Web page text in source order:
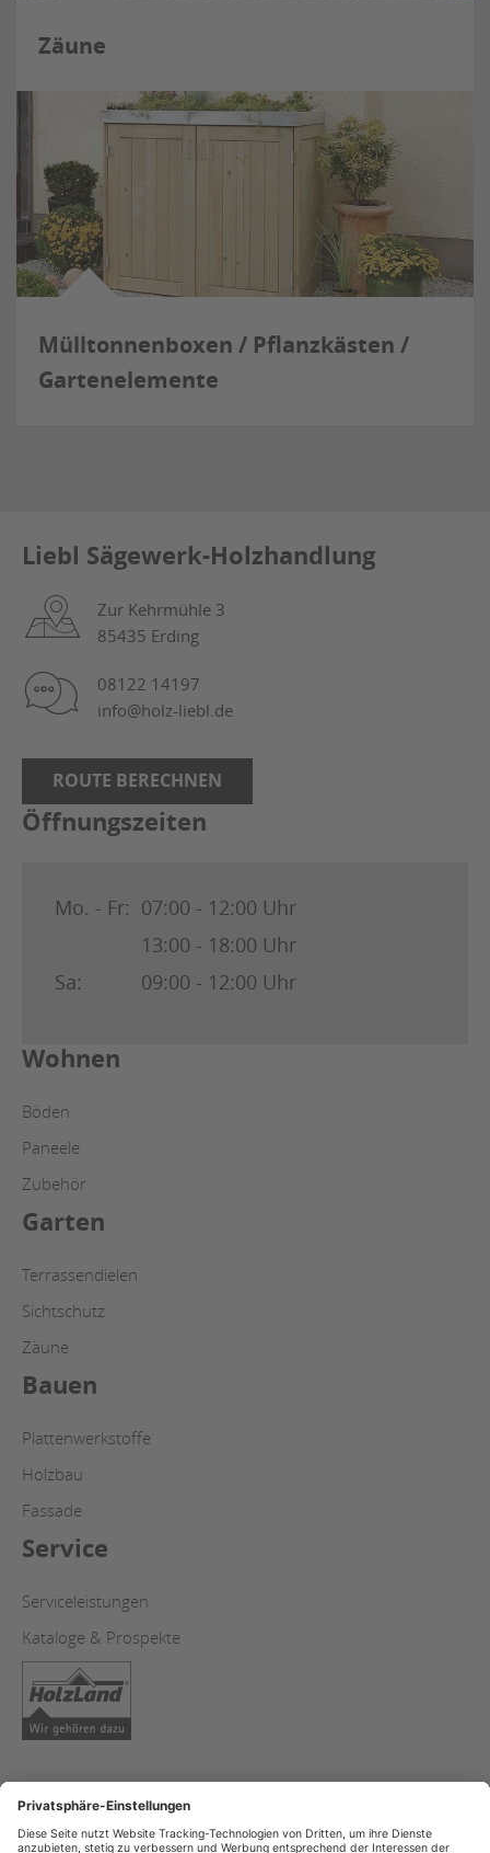
Zäune
Mülltonnenboxen / Pflanzkästen /
Gartenelemente
Liebl Sägewerk-Holzhandlung
Zur Kehrmühle 3
85435 Erding
08122 14197
info@holz-liebl.de
ROUTE BERECHNEN
Öffnungszeiten
Mo. - Fr: 07:00 - 12:00 Uhr
13:00 - 18:00 Uhr
Sa:
09:00 - 12:00 Uhr
Wohnen
Böden
Paneele
Zubehör
Garten
Terrassendielen
Sichtschutz
Zäune
Bauen
Plattenwerkstoffe
Holzbau
Fassade
Service
Serviceleistungen
Kataloge & Prospekte